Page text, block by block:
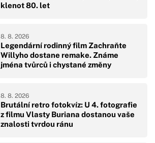
klenot 80. let
Legendární rodinný film Zachraňte
Willyho dostane remake. Známe
jména tvůrců i chystané změny
8. 8. 2026
Brutální retro fotokvíz: U 4. fotografie
z filmu Vlasty Buriana dostanou vaše
znalosti tvrdou ránu
8. 8. 2026